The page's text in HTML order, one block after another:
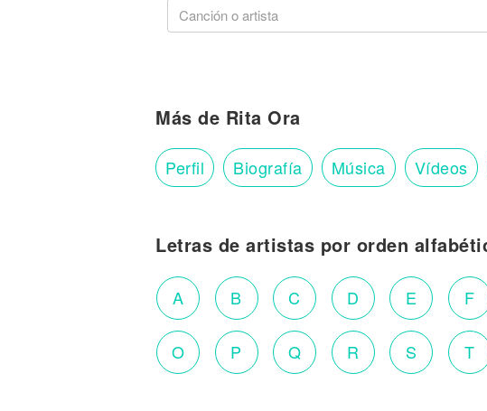
Más de Rita Ora
Perfil Biografía Música Vídeos
Letras de artistas por orden
A B C D E F
O P Q R S T